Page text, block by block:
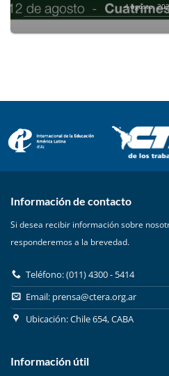
4 agosto,
Información de contacto
Si desea recibir información sobre
responderemos a la brevedad.
Teléfono: (011) 4300 - 5414
Email: prensa@ctera.org.ar
Ubicación: Chile 654, CABA
Información útil